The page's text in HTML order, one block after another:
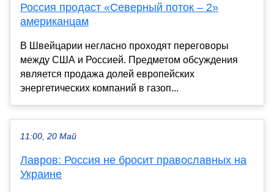
Россия продаст «Северный поток – 2»
американцам
В Швейцарии негласно проходят переговоры
между США и Россией. Предметом обсуждения
является продажа долей европейских
энергетических компаний в газоп...
11:00, 20 Май
Лавров: Россия не бросит православных на
Украине